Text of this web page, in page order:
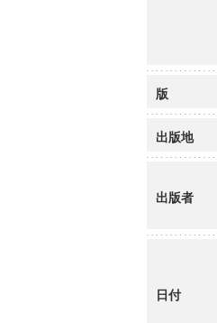
大学グローバルCOEプログラム市民
教育リーディングプログラム「超成
版
出版地
出版者
日付